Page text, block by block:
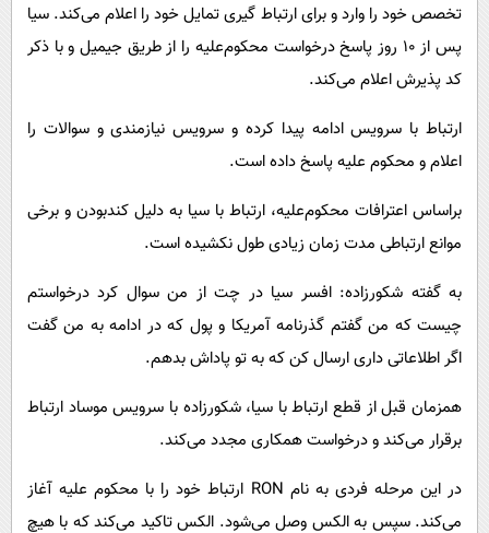
تخصص خود را وارد و برای ارتباط گیری تمایل خود را اعلام می‌کند. سیا
پس از ۱۰ روز پاسخ درخواست محکوم‌علیه را از طریق جیمیل و با ذکر
کد پذیرش اعلام می‌کند.
ارتباط با سرویس ادامه پیدا کرده و سرویس نیازمندی و سوالات را
اعلام و محکوم علیه پاسخ داده است.
براساس اعترافات محکوم‌علیه، ارتباط با سیا به دلیل کندبودن و برخی
موانع ارتباطی مدت زمان زیادی طول نکشیده است.
به گفته شکورزاده: افسر سیا در چت از من سوال کرد درخواستم
چیست که من گفتم گذرنامه آمریکا و پول که در ادامه به من گفت
اگر اطلاعاتی داری ارسال کن که به تو پاداش بدهم.
همزمان قبل از قطع ارتباط با سیا، شکورزاده با سرویس موساد ارتباط
برقرار می‌کند و درخواست همکاری مجدد می‌کند.
در این مرحله فردی به نام RON ارتباط خود را با محکوم علیه آغاز
می‌کند. سپس به الکس وصل می‌شود. الکس تاکید می‌کند که با هیچ